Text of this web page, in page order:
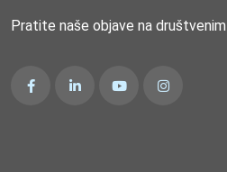
Pratite naše objave na